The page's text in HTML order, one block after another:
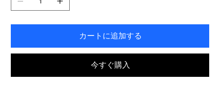
カートに追加する
今すぐ購入